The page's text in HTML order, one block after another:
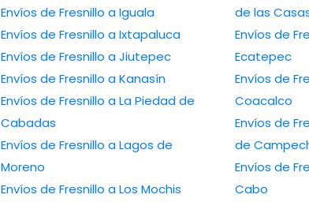
Envíos de Fresnillo a Iguala
Envíos de Fresnillo a Ixtapaluca
Envíos de Fresnillo a Jiutepec
Envíos de Fresnillo a Kanasín
Envíos de Fresnillo a La Piedad de
Cabadas
Envíos de Fresnillo a Lagos de
Moreno
Envíos de Fresnillo a Los Mochis
de las
Envíos de
Ecatepec
Envíos de
Coacalco
Envíos de
de
Envíos de
Cabo